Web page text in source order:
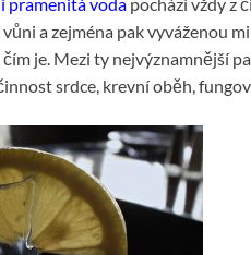
a zejména pak vyváženou
je. Mezi ty nejvýznamnější
srdce, krevní oběh,